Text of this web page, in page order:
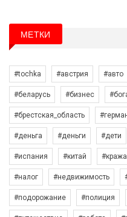
МЕТКИ
#tochka #австрия #авто
#беларусь #бизнес
#брестская_область
#деньга #деньги #дети
#испания #китай #кража
#налог #недвижимость
#подорожание #полиция